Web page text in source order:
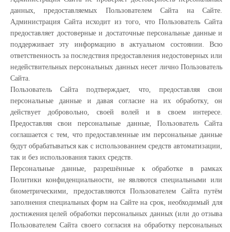
данных, предоставляемых Пользователем Сайта на Сайте.
Администрация Сайта исходит из того, что Пользователь Сайта
предоставляет достоверные и достаточные персональные данные и
поддерживает эту информацию в актуальном состоянии. Всю
ответственность за последствия предоставления недостоверных или
недействительных персональных данных несет лично Пользователь
Сайта.
Пользователь Сайта подтверждает, что, предоставляя свои
персональные данные и давая согласие на их обработку, он
действует добровольно, своей волей и в своем интересе.
Предоставляя свои персональные данные, Пользователь Сайта
соглашается с тем, что предоставленные им персональные данные
будут обрабатываться как с использованием средств автоматизации,
так и без использования таких средств.
Персональные данные, разрешённые к обработке в рамках
Политики конфиденциальности, не являются специальными или
биометрическими, предоставляются Пользователем Сайта путём
заполнения специальных форм на Сайте на срок, необходимый для
достижения целей обработки персональных данных (или до отзыва
Пользователем Сайта своего согласия на обработку персональных